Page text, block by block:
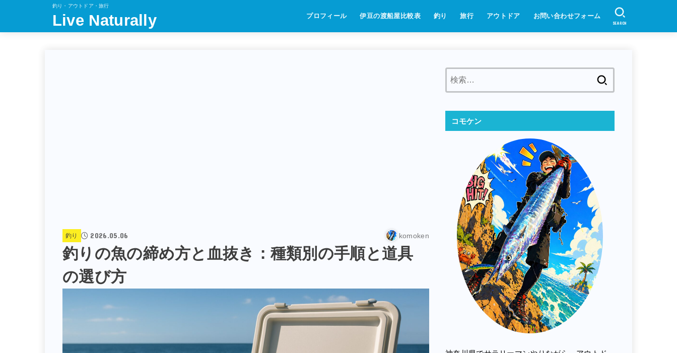
釣り・アウトドア・旅行
Live Naturally プロフィール 伊豆の渡船屋比較表 釣り 旅行 アウトドア お問い合わせフォーム
SEARCH
釣り 2026.05.06 komoken
釣りの魚の締め方と血抜き：種類別の手順と道具
の選び方
コモケン